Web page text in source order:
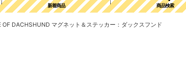
新着商品 商品検索
OF DACHSHUND マグネット＆ステッカー：ダックスフンド